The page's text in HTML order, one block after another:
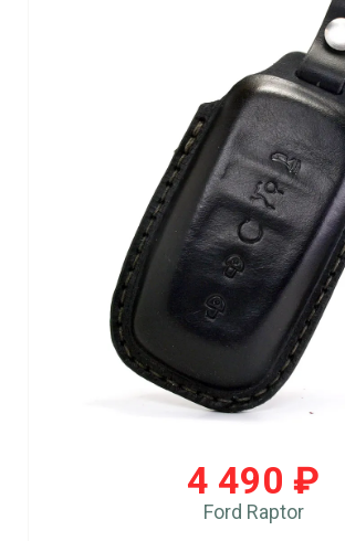
4 490 ₽
Ford Raptor